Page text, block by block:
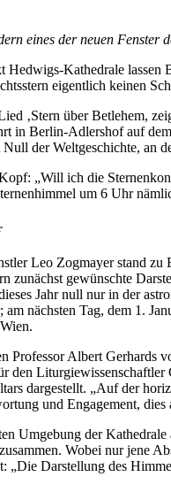
eines der neuen Fenster
Hedwigs-Kathedrale
eigentlich keinen
‚Stern über Betlehem,
in Berlin-Adlershof auf
der Weltgeschichte, an
„Will ich die
um 6 Uhr
Leo Zogmayer stand
zunächst gewünschte
Jahr null nur in der
am nächsten Tag, dem 1.
Professor Albert Gerhards
den
dargestellt. „Auf der
und Engagement,
Umgebung der
Wobei nur jene
„Die Darstellung des